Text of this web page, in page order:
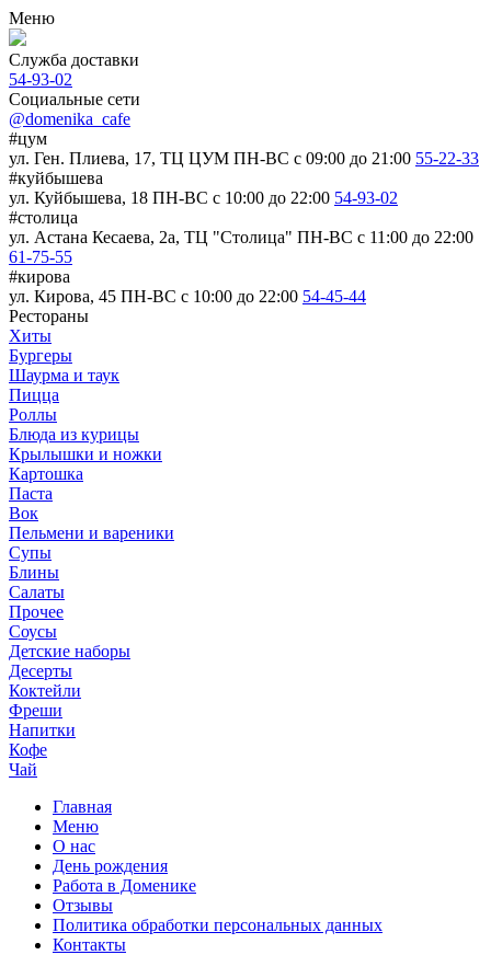
Меню
Служба доставки
54-93-02
Социальные сети
@domenika_cafe
#цум
ул. Ген. Плиева, 17, ТЦ ЦУМ ПН-ВС c 09:00 до 21:00 55-22-33
#куйбышева
ул. Куйбышева, 18 ПН-ВС c 10:00 до 22:00 54-93-02
#столица
ул. Астана Кесаева, 2а, ТЦ "Столица" ПН-ВС c 11:00 до 22:00
61-75-55
#кирова
ул. Кирова, 45 ПН-ВС c 10:00 до 22:00 54-45-44
Рестораны
Хиты
Бургеры
Шаурма и таук
Пицца
Роллы
Блюда из курицы
Крылышки и ножки
Картошка
Паста
Вок
Пельмени и вареники
Супы
Блины
Салаты
Прочее
Соусы
Детские наборы
Десерты
Коктейли
Фреши
Напитки
Кофе
Чай
Главная
Меню
О нас
День рождения
Работа в Доменике
Отзывы
Политика обработки персональных данных
Контакты